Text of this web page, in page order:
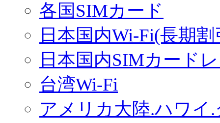
各国SIMカード
日本国内Wi-Fi(長期
日本国内SIMカード
台湾Wi-Fi
アメリカ大陸.ハワイ